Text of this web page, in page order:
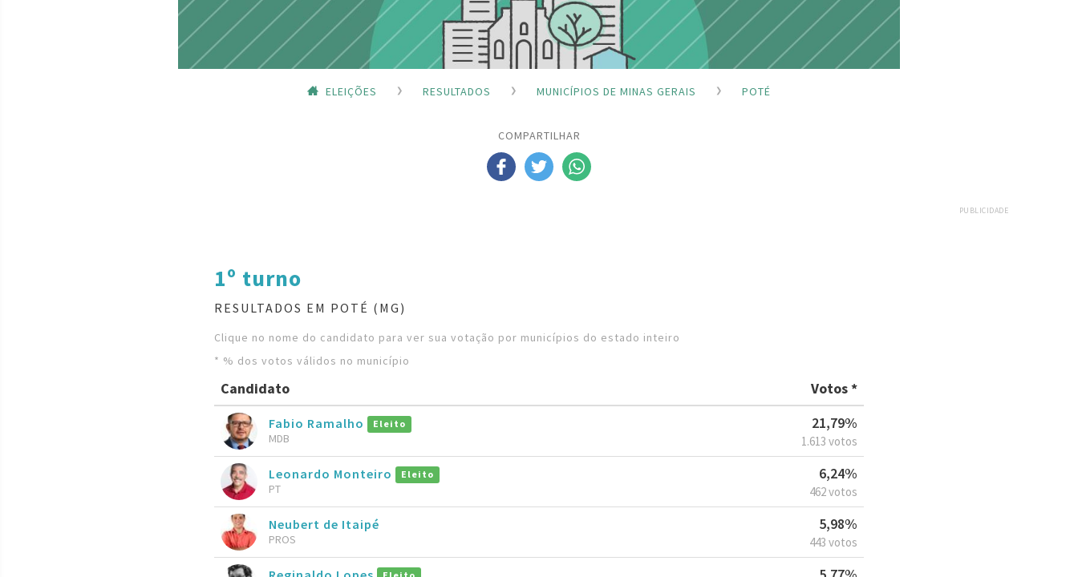
ELEIÇÕES RESULTADOS MUNICÍPIOS DE MINAS GERAIS POTÉ
COMPARTILHAR
PUBLICIDADE
1º turno
RESULTADOS EM POTÉ (MG)
Clique no nome do candidato para ver sua votação por municípios do estado inteiro
* % dos votos válidos no município
Candidato Votos *
Fabio Ramalho Eleito
MDB
21,79%
1.613 votos
Leonardo Monteiro Eleito
PT
6,24%
462 votos
Neubert de Itaipé
PROS
5,98%
443 votos